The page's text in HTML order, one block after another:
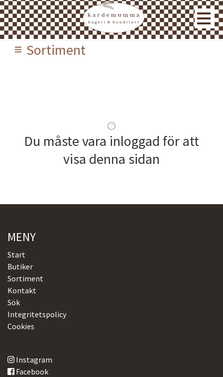
Sortiment
Du måste vara inloggad för att
visa denna sidan
MENY
Start
Butiker
Sortiment
Kontakt
Sök
Integritetspolicy
Cookies
Instagram
Facebook